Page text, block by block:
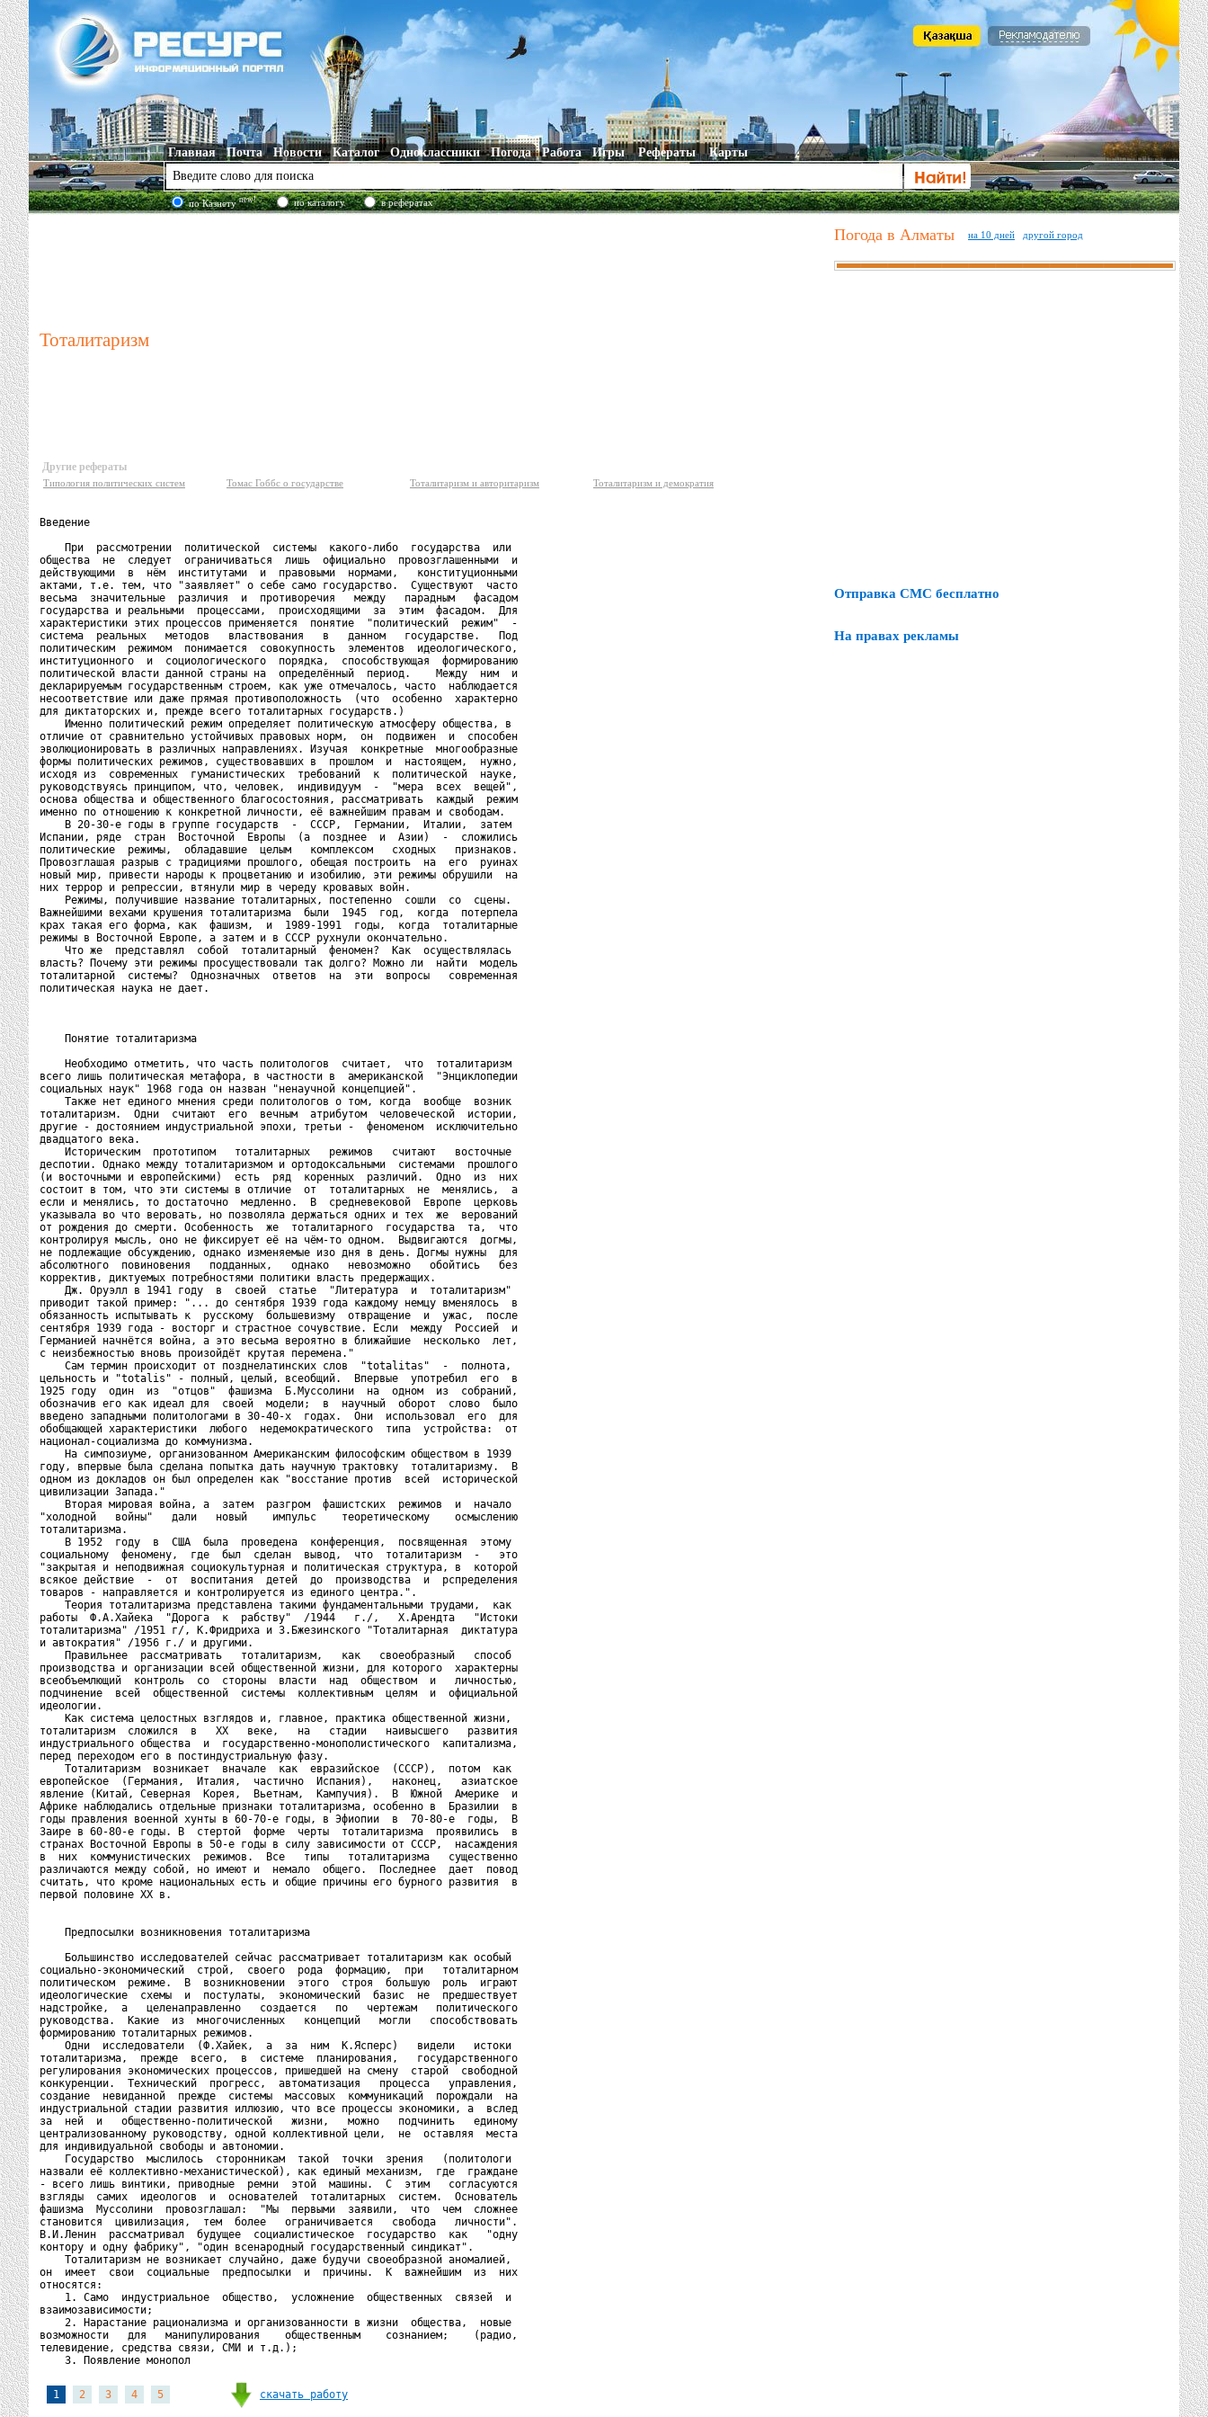
Главная Почта Новости Каталог Одноклассники Погода Работа Игры Рефераты Карты
по Казнетуnew! по каталогу в рефератах
Тоталитаризм
Другие рефераты
Типология политических систем Томас Гоббс о государстве Тоталитаризм и авторитаризм Тоталитаризм и демократия
Введение
    При  рассмотрении  политической  системы  какого-либо  государства  или
общества  не  следует  ограничиваться  лишь  официально  провозглашенными  и
действующими  в  нём  институтами  и  правовыми  нормами,   конституционными
актами, т.е. тем, что "заявляет" о себе само государство.  Существуют  часто
весьма  значительные  различия  и  противоречия   между   парадным   фасадом
государства и реальными  процессами,  происходящими  за  этим  фасадом.  Для
характеристики этих процессов применяется  понятие  "политический  режим"  -
система  реальных   методов   властвования   в   данном   государстве.   Под
политическим  режимом  понимается  совокупность  элементов  идеологического,
институционного  и  социологического  порядка,  способствующая  формированию
политической власти данной страны на  определённый  период.    Между  ним  и
декларируемым государственным строем, как уже отмечалось, часто  наблюдается
несоответствие или даже прямая противоположность  (что  особенно  характерно
для диктаторских и, прежде всего тоталитарных государств.)
    Именно политический режим определяет политическую атмосферу общества, в
отличие от сравнительно устойчивых правовых норм,  он  подвижен  и  способен
эволюционировать в различных направлениях. Изучая  конкретные  многообразные
формы политических режимов, существовавших в  прошлом  и  настоящем,  нужно,
исходя из  современных  гуманистических  требований  к  политической  науке,
руководствуясь принципом, что, человек,  индивидуум  -  "мера  всех  вещей",
основа общества и общественного благосостояния, рассматривать  каждый  режим
именно по отношению к конкретной личности, её важнейшим правам и свободам.
    В 20-30-е годы в группе государств  -  СССР,  Германии,  Италии,  затем
Испании, ряде  стран  Восточной  Европы  (а  позднее  и  Азии)  -  сложились
политические  режимы,  обладавшие  целым   комплексом   сходных   признаков.
Провозглашая разрыв с традициями прошлого, обещая построить  на  его  руинах
новый мир, привести народы к процветанию и изобилию, эти режимы обрушили  на
них террор и репрессии, втянули мир в череду кровавых войн.
    Режимы, получившие название тоталитарных, постепенно  сошли  со  сцены.
Важнейшими вехами крушения тоталитаризма  были  1945  год,  когда  потерпела
крах такая его форма, как  фашизм,  и  1989-1991  годы,  когда  тоталитарные
режимы в Восточной Европе, а затем и в СССР рухнули окончательно.
    Что же  представлял  собой  тоталитарный  феномен?  Как  осуществлялась
власть? Почему эти режимы просуществовали так долго? Можно ли  найти  модель
тоталитарной  системы?  Однозначных  ответов  на  эти  вопросы   современная
политическая наука не дает.
    Понятие тоталитаризма
    Необходимо отметить, что часть политологов  считает,  что  тоталитаризм
всего лишь политическая метафора, в частности в  американской  "Энциклопедии
социальных наук" 1968 года он назван "ненаучной концепцией".
    Также нет единого мнения среди политологов о том, когда  вообще  возник
тоталитаризм.  Одни  считают  его  вечным  атрибутом  человеческой  истории,
другие - достоянием индустриальной эпохи, третьи -  феноменом  исключительно
двадцатого века.
    Историческим  прототипом   тоталитарных   режимов   считают   восточные
деспотии. Однако между тоталитаризмом и ортодоксальными  системами  прошлого
(и восточными и европейскими)  есть  ряд  коренных  различий.  Одно  из  них
состоит в том, что эти системы в отличие  от  тоталитарных  не  менялись,  а
если и менялись, то достаточно  медленно.  В  средневековой  Европе  церковь
указывала во что веровать, но позволяла держаться одних и тех  же  верований
от рождения до смерти. Особенность  же  тоталитарного  государства  та,  что
контролируя мысль, оно не фиксирует её на чём-то одном.  Выдвигаются  догмы,
не подлежащие обсуждению, однако изменяемые изо дня в день. Догмы нужны  для
абсолютного  повиновения   подданных,   однако   невозможно   обойтись   без
корректив, диктуемых потребностями политики власть предержащих.
    Дж. Оруэлл в 1941 году  в  своей  статье  "Литература  и  тоталитаризм"
приводит такой пример: "... до сентября 1939 года каждому немцу вменялось  в
обязанность испытывать к  русскому  большевизму  отвращение  и  ужас,  после
сентября 1939 года - восторг и страстное сочувствие. Если  между  Россией  и
Германией начнётся война, а это весьма вероятно в ближайшие  несколько  лет,
с неизбежностью вновь произойдёт крутая перемена."
    Сам термин происходит от позднелатинских слов  "totalitas"  -  полнота,
цельность и "totalis" - полный, целый, всеобщий.  Впервые  употребил  его  в
1925 году  один  из  "отцов"  фашизма  Б.Муссолини  на  одном  из  собраний,
обозначив его как идеал для  своей  модели;  в  научный  оборот  слово  было
введено западными политологами в 30-40-х  годах.  Они  использовал  его  для
обобщающей характеристики  любого  недемократического  типа  устройства:  от
национал-социализма до коммунизма.
    На симпозиуме, организованном Американским философским обществом в 1939
году, впервые была сделана попытка дать научную трактовку  тоталитаризму.  В
одном из докладов он был определен как "восстание против  всей  исторической
цивилизации Запада."
    Вторая мировая война, а  затем  разгром  фашистских  режимов  и  начало
"холодной   войны"   дали   новый    импульс    теоретическому    осмыслению
тоталитаризма.
    В 1952  году  в  США  была  проведена  конференция,  посвященная  этому
социальному  феномену,  где  был  сделан  вывод,  что  тоталитаризм  -   это
"закрытая и неподвижная социокультурная и политическая структура, в  которой
всякое действие  -  от  воспитания  детей  до  производства  и  рспределения
товаров - направляется и контролируется из единого центра.".
    Теория тоталитаризма представлена такими фундаментальными трудами,  как
работы  Ф.А.Хайека  "Дорога  к  рабству"  /1944   г./,   Х.Арендта   "Истоки
тоталитаризма" /1951 г/, К.Фридриха и З.Бжезинского "Тоталитарная  диктатура
и автократия" /1956 г./ и другими.
    Правильнее  рассматривать   тоталитаризм,   как   своеобразный   способ
производства и организации всей общественной жизни, для которого  характерны
всеобъемлющий  контроль  со  стороны  власти  над  обществом  и   личностью,
подчинение  всей  общественной  системы  коллективным  целям  и  официальной
идеологии.
    Как система целостных взглядов и, главное, практика общественной жизни,
тоталитаризм  сложился  в   XX   веке,   на   стадии   наивысшего   развития
индустриального общества  и  государственно-монополистического  капитализма,
перед переходом его в постиндустриальную фазу.
    Тоталитаризм  возникает  вначале  как  евразийское  (СССР),  потом  как
европейское  (Германия,  Италия,  частично  Испания),   наконец,   азиатское
явление (Китай, Северная  Корея,  Вьетнам,  Кампучия).  В  Южной  Америке  и
Африке наблюдались отдельные признаки тоталитаризма, особенно в  Бразилии  в
годы правления военной хунты в 60-70-е годы, в Эфиопии  в  70-80-е  годы,  В
Заире в 60-80-е годы. В  стертой  форме  черты  тоталитаризма  проявились  в
странах Восточной Европы в 50-е годы в силу зависимости от СССР,  насаждения
в  них  коммунистических  режимов.  Все   типы   тоталитаризма   существенно
различаются между собой, но имеют и  немало  общего.  Последнее  дает  повод
считать, что кроме национальных есть и общие причины его бурного развития  в
первой половине ХХ в.
    Предпосылки возникновения тоталитаризма
    Большинство исследователей сейчас рассматривает тоталитаризм как особый
социально-экономический  строй,  своего  рода  формацию,  при   тоталитарном
политическом  режиме.  В  возникновении  этого  строя  большую  роль  играют
идеологические  схемы  и  постулаты,  экономический  базис  не  предшествует
надстройке,  а   целенаправленно   создается   по   чертежам   политического
руководства.  Какие  из  многочисленных   концепций   могли   способствовать
формированию тоталитарных режимов.
    Одни  исследователи  (Ф.Хайек,  а  за  ним  К.Ясперс)   видели   истоки
тоталитаризма,  прежде  всего,  в  системе  планирования,   государственного
регулирования экономических процессов, пришедшей на смену  старой  свободной
конкуренции.  Технический  прогресс,  автоматизация   процесса   управления,
создание  невиданной  прежде  системы  массовых  коммуникаций  порождали  на
индустриальной стадии развития иллюзию, что все процессы экономики, а  вслед
за  ней  и   общественно-политической   жизни,   можно   подчинить   единому
централизованному руководству, одной коллективной цели,  не  оставляя  места
для индивидуальной свободы и автономии.
    Государство  мыслилось  сторонникам  такой  точки  зрения   (политологи
назвали её коллективно-механистической), как единый механизм,  где  граждане
- всего лишь винтики, приводные  ремни  этой  машины.  С  этим   согласуются
взгляды  самих  идеологов  и  основателей  тоталитарных  систем.  Основатель
фашизма  Муссолини  провозглашал:  "Мы  первыми  заявили,  что  чем  сложнее
становится  цивилизация,  тем  более   ограничивается   свобода   личности".
В.И.Ленин  рассматривал  будущее  социалистическое  государство  как   "одну
контору и одну фабрику", "один всенародный государственный синдикат".
    Тоталитаризм не возникает случайно, даже будучи своеобразной аномалией,
он  имеет  свои  социальные  предпосылки  и  причины.  К  важнейшим  из  них
относятся:
    1. Само  индустриальное  общество,  усложнение  общественных  связей  и
взаимозависимости;
    2. Нарастание рационализма и организованности в жизни  общества,  новые
возможности   для   манипулирования    общественным    сознанием;    (радио,
телевидение, средства связи, СМИ и т.д.);
    3. Появление монопол
1 2 3 4 5 скачать работу
Погода в Алматы на 10 дней другой город
Отправка СМС бесплатно
На правах рекламы